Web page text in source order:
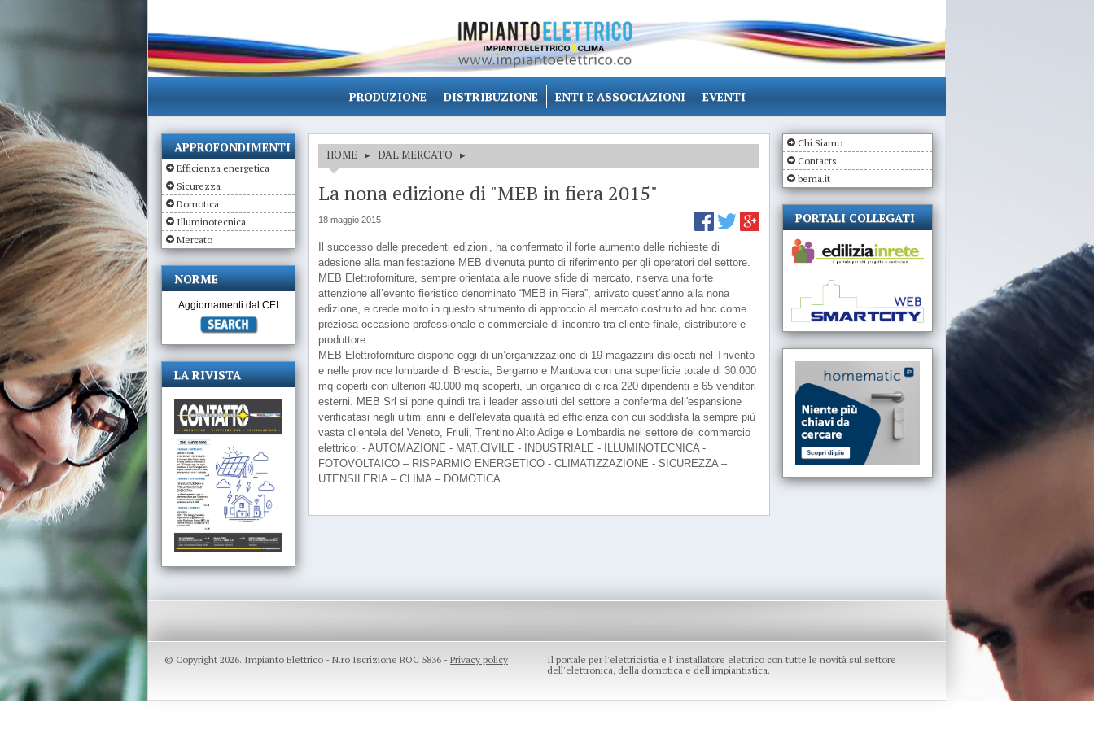
PRODUZIONE DISTRIBUZIONE ENTI E ASSOCIAZIONI EVENTI
HOME ▸ DAL MERCATO ▸
La nona edizione di "MEB in fiera 2015"
18 maggio 2015
Il successo delle precedenti edizioni, ha confermato il forte aumento delle richieste di
adesione alla manifestazione MEB divenuta punto di riferimento per gli operatori del settore.
MEB Elettroforniture, sempre orientata alle nuove sfide di mercato, riserva una forte
attenzione all’evento fieristico denominato “MEB in Fiera”, arrivato quest’anno alla nona
edizione, e crede molto in questo strumento di approccio al mercato costruito ad hoc come
preziosa occasione professionale e commerciale di incontro tra cliente finale, distributore e
produttore.
MEB Elettroforniture dispone oggi di un’organizzazione di 19 magazzini dislocati nel Trivento
e nelle province lombarde di Brescia, Bergamo e Mantova con una superficie totale di 30.000
mq coperti con ulteriori 40.000 mq scoperti, un organico di circa 220 dipendenti e 65 venditori
esterni. MEB Srl si pone quindi tra i leader assoluti del settore a conferma dell'espansione
verificatasi negli ultimi anni e dell'elevata qualità ed efficienza con cui soddisfa la sempre più
vasta clientela del Veneto, Friuli, Trentino Alto Adige e Lombardia nel settore del commercio
elettrico: - AUTOMAZIONE - MAT.CIVILE - INDUSTRIALE - ILLUMINOTECNICA -
FOTOVOLTAICO – RISPARMIO ENERGETICO - CLIMATIZZAZIONE - SICUREZZA –
UTENSILERIA – CLIMA – DOMOTICA.
APPROFONDIMENTI
Efficienza energetica
Sicurezza
Domotica
Illuminotecnica
Mercato
NORME
Aggiornamenti dal CEI
LA RIVISTA
Chi Siamo
Contacts
bema.it
PORTALI COLLEGATI
© Copyright 2026. Impianto Elettrico - N.ro Iscrizione ROC 5836 - Privacy policy
Il portale per l'elettricistia e l' installatore elettrico con tutte le novità sul settore
dell'elettronica, della domotica e dell'impiantistica.